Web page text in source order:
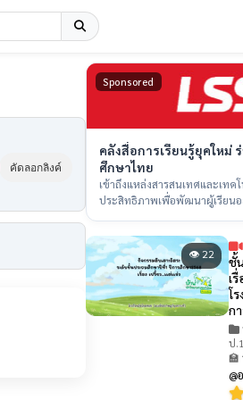
คัดลอกลิงค์
Sponsored
คลังสื่อการเรียนรู้ยุคใหม่
ศึกษาไทย
เข้าถึงแหล่งสารสนเทศและเทค
ประสิทธิภาพเพื่อพัฒนาผู้เรียนอ
👁 22
ชั้
เรื่
โ
ก
ป.1
🏫
@